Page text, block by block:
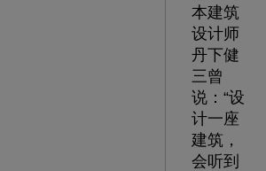
本建筑
设计师
丹下健
三曾
说：“设
计一座
建筑，
会听到